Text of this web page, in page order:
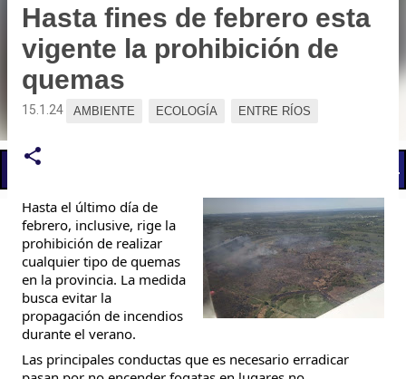
📢 LO ÚLTIMO
Hasta fines de febrero esta
vigente la prohibición de
quemas
15.1.24 AMBIENTE ECOLOGÍA ENTRE RÍOS
Hasta el último día de
febrero, inclusive, rige la
prohibición de realizar
cualquier tipo de quemas
en la provincia. La medida
busca evitar la
propagación de incendios
durante el verano.
Las principales conductas que es necesario erradicar